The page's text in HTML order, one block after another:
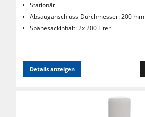
Stationär
Absauganschluss-Durchmesser: 200 mm
Spänesackinhalt: 2x 200 Liter
Details anzeigen